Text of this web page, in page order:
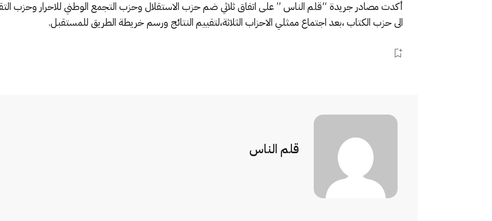
أكدت مصادر جريدة “قلم الناس ” على اتفاق ثلاثي ضم حزب الاستقلال وحزب التجمع الوطني للاحرار وحزب
الى حزب الكتاب ،بعد اجتماع ممثلي الاحزاب الثلاثة،لتقييم النتائج ورسم خريطة الطريق للمستقبل.
قلم الناس